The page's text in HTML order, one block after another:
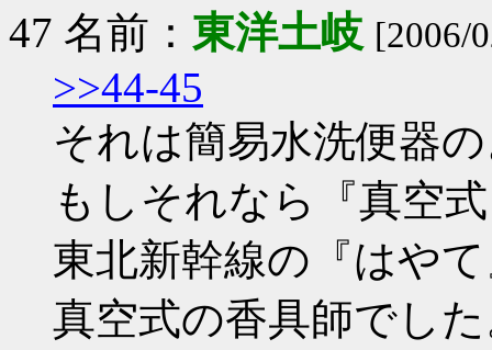
47 名前： 東洋土岐 [2006/
>>44-45
それは簡易水洗便器
もしそれなら『真空
東北新幹線の『はや
真空式の香具師でし